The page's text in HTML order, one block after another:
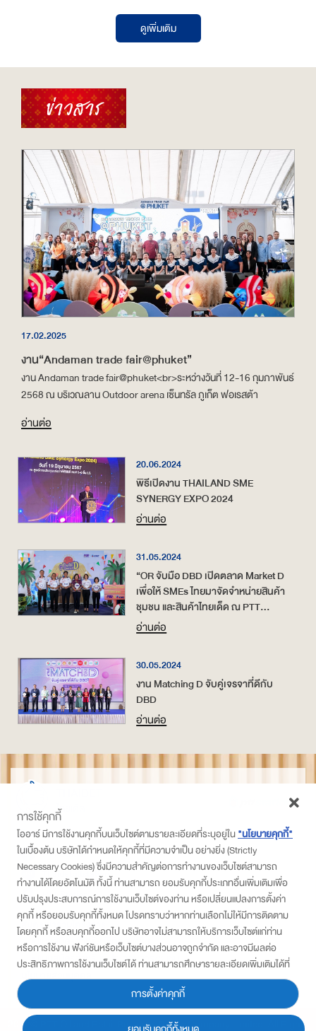
ดูเพิ่มเติม
ข่าวสาร
17.02.2025
งาน“Andaman trade fair@phuket”
งาน Andaman trade fair@phuket<br>ระหว่างวันที่ 12-16 กุมภาพันธ์
2568 ณ บริเวณลาน Outdoor arena เซ็นทรัล ภูเก็ต ฟอเรสต้า
อ่านต่อ
20.06.2024
พิธีเปิดงาน THAILAND SME
SYNERGY EXPO 2024
อ่านต่อ
31.05.2024
“OR จับมือ DBD เปิดตลาด Market D
เพื่อให้ SMEs ไทยมาจัดจำหน่ายสินค้า
ชุมชน และสินค้าไทยเด็ด ณ PTT
Station มีนบุรี (ขาออก)”
อ่านต่อ
30.05.2024
งาน Matching D จับคู่เจรจาที่ดีกับ
DBD
อ่านต่อ
ไทยเด็ด
ติดตามเราที่
PTT Station
Thaidetpttstation
PTT Station
สมัครเข้าร่วมโครงการ
• แบบสมัครสำหรับ พีทีที สเตชั่น
• แบบสมัครสำหรับผู้ประกอบการ/ชุมชน
นโยบายส่วนบุคคล
2022© PTT Oil and Retail Business Public Company Limited. All Rights
การใช้คุกกี้
โออาร์ มีการใช้งานคุกกี้บนเว็บไซต์ตามรายละเอียดที่ระบุอยู่ใน"นโยบายคุกกี้"
ในเบื้องต้น บริษัทได้กำหนดให้คุกกี้ที่มีความจำเป็น อย่างยิ่ง (Strictly
Necessary Cookies) ซึ่งมีความสำคัญต่อการทำงานของเว็บไซต์สามารถ
ทำงานได้โดยอัตโนมัติ ทั้งนี้ ท่านสามารถ ยอมรับคุกกี้ประเภทอื่นเพิ่มเติมเพื่อ
ปรับปรุงประสบการณ์การใช้งานเว็บไซต์ของท่าน หรือเปลี่ยนแปลงการตั้งค่า
คุกกี้ หรือยอมรับคุกกี้ทั้งหมด โปรดทราบว่าหากท่านเลือกไม่ให้มีการติดตาม
โดยคุกกี้ หรือลบคุกกี้ออกไป บริษัทอาจไม่สามารถให้บริการเว็บไซต์แก่ท่าน
หรือการใช้งาน ฟังก์ชันหรือเว็บไซต์บางส่วนอาจถูกจำกัด และอาจมีผลต่อ
ประสิทธิภาพการใช้งานเว็บไซต์ได้ ท่านสามารถศึกษารายละเอียดเพิ่มเติมได้ที่
“ประกาศความเป็นส่วนตัว”
การตั้งค่าคุกกี้